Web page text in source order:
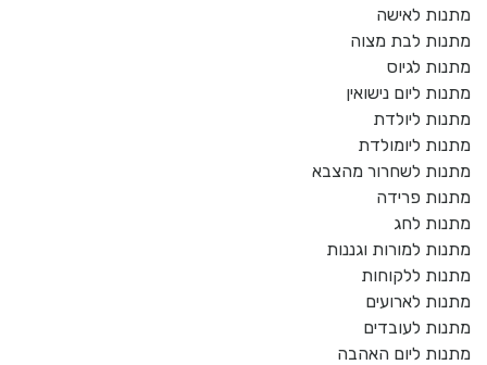
מתנות לאישה
מתנות לבת מצוה
מתנות לגיוס
מתנות ליום נישואין
מתנות ליולדת
מתנות ליומולדת
מתנות לשחרור מהצבא
מתנות פרידה
מתנות לחג
מתנות למורות וגננות
מתנות ללקוחות
מתנות לארועים
מתנות לעובדים
מתנות ליום האהבה